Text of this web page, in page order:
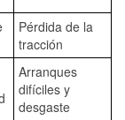
Pérdida de la
tracción
Arranques
difíciles y
desgaste